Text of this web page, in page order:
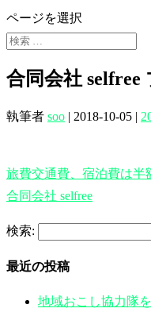
ページを選択
合同会社 selfree
執筆者 soo | 2018-10-05 |
旅費交通費、宿泊費は半
合同会社 selfree
検索:
最近の投稿
地域おこし協力隊